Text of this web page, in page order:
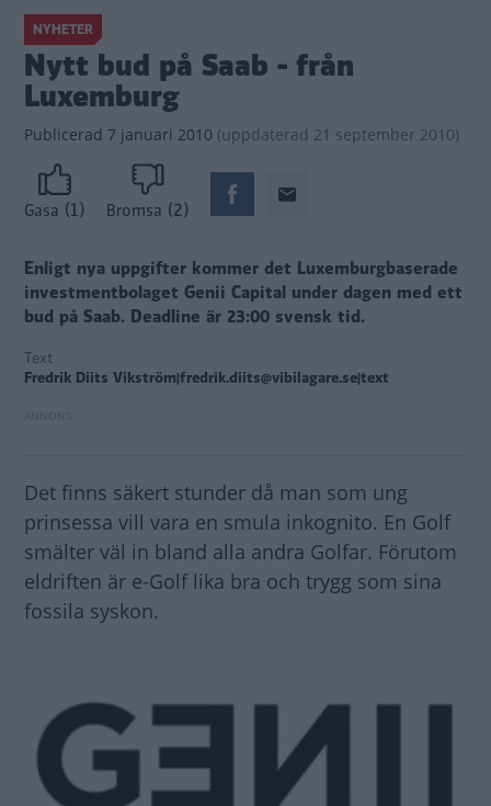
NYHETER
Nytt bud på Saab - från
Luxemburg
Publicerad 7 januari 2010 (uppdaterad 21 september 2010)
Gasa (1) Bromsa (2)
Enligt nya uppgifter kommer det Luxemburgbaserade
investmentbolaget Genii Capital under dagen med ett
bud på Saab. Deadline är 23:00 svensk tid.
Text
Fredrik Diits Vikström|fredrik.diits@vibilagare.se|text
Det finns säkert stunder då man som ung
prinsessa vill vara en smula inkognito. En Golf
smälter väl in bland alla andra Golfar. Förutom
eldriften är e-Golf lika bra och trygg som sina
fossila syskon.